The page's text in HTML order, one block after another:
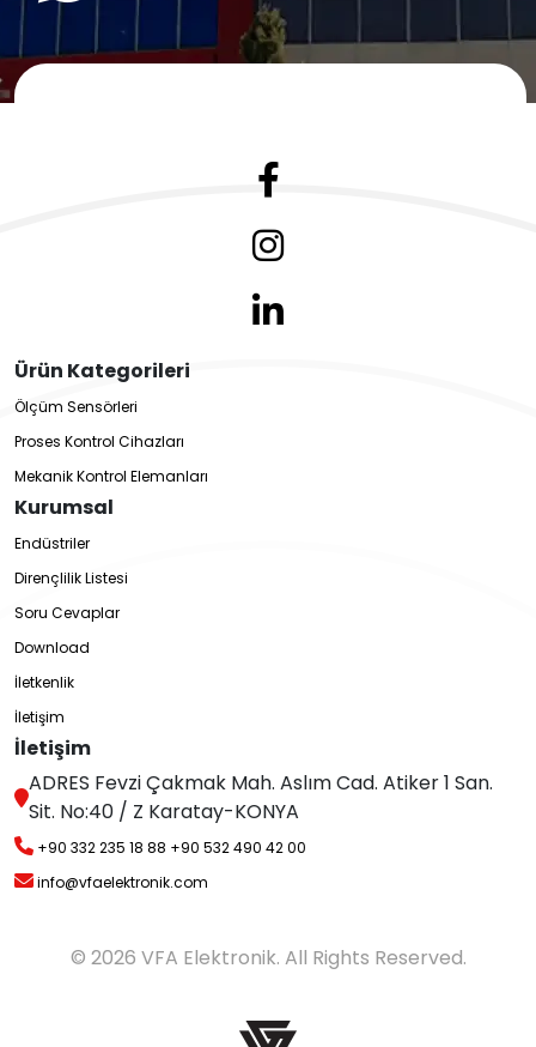
Ürün Kategorileri
Ölçüm Sensörleri
Proses Kontrol Cihazları
Mekanik Kontrol Elemanları
Kurumsal
Endüstriler
Dirençlilik Listesi
Soru Cevaplar
Download
İletkenlik
İletişim
İletişim
ADRES Fevzi Çakmak Mah. Aslım Cad. Atiker 1 San.
Sit. No:40 / Z Karatay-KONYA
+90 332 235 18 88 +90 532 490 42 00
info@vfaelektronik.com
© 2026 VFA Elektronik. All Rights Reserved.